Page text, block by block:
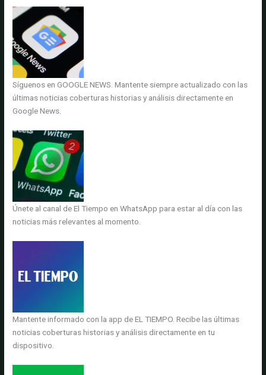
Síguenos en GOOGLE NEWS. Mantente siempre actualizado con las
últimas noticias coberturas historias y análisis directamente en
Google News.
Únete al canal de El Tiempo en WhatsApp para estar al día con las
noticias más relevantes al momento.
Mantente informado con la app de EL TIEMPO. Recibe las últimas
noticias coberturas historias y análisis directamente en tu
dispositivo.